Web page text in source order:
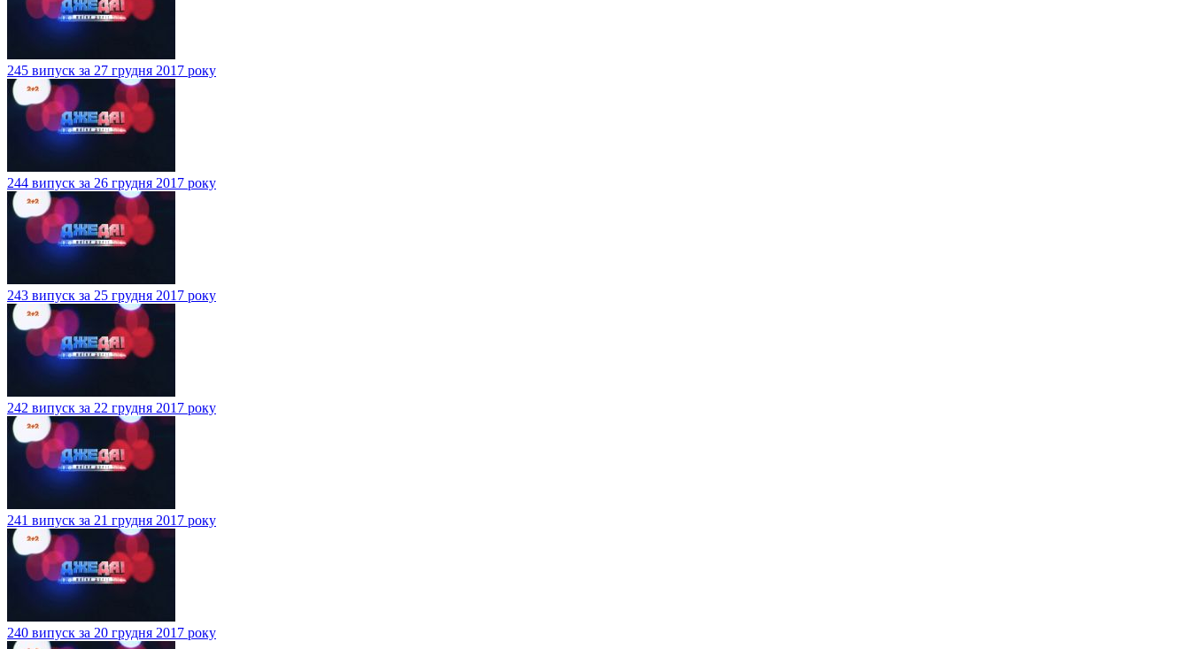
245 випуск за 27 грудня 2017 року
244 випуск за 26 грудня 2017 року
243 випуск за 25 грудня 2017 року
242 випуск за 22 грудня 2017 року
241 випуск за 21 грудня 2017 року
240 випуск за 20 грудня 2017 року